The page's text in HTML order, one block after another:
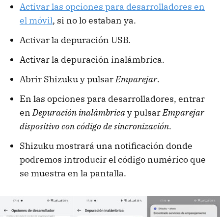
Activar las opciones para desarrolladores en
el móvil, si no lo estaban ya.
Activar la depuración USB.
Activar la depuración inalámbrica.
Abrir Shizuku y pulsarEmparejar.
En las opciones para desarrolladores, entrar
enDepuración inalámbricay pulsarEmparejar
dispositivo con código de sincronización.
Shizuku mostrará una notificación donde
podremos introducir el código numérico que
se muestra en la pantalla.